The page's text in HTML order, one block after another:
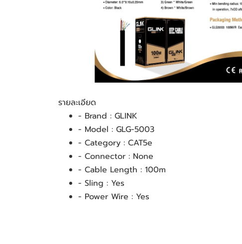
รายละเอียด
- Brand : GLINK
- Model : GLG-5003
- Category : CAT5e
- Connector : None
- Cable Length : 100m
- Sling : Yes
- Power Wire : Yes